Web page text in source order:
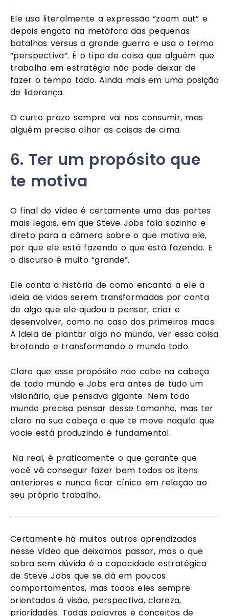
Ele usa literalmente a expressão “zoom out” e
depois engata na metáfora das pequenas
batalhas versus a grande guerra e usa o termo
“perspectiva”. É o tipo de coisa que alguém que
trabalha em estratégia não pode deixar de
fazer o tempo todo. Ainda mais em uma posição
de liderança.
O curto prazo sempre vai nos consumir, mas
alguém precisa olhar as coisas de cima.
6. Ter um propósito que
te motiva
O final do vídeo é certamente uma das partes
mais legais, em que Steve Jobs fala sozinho e
direto para a câmera sobre o que motiva ele,
por que ele está fazendo o que está fazendo. E
o discurso é muito “grande”.
Ele conta a história de como encanta a ele a
ideia de vidas serem transformadas por conta
de algo que ele ajudou a pensar, criar e
desenvolver, como no caso dos primeiros macs.
A ideia de plantar algo no mundo, ver essa coisa
brotando e transformando o mundo todo.
Claro que esse propósito não cabe na cabeça
de todo mundo e Jobs era antes de tudo um
visionário, que pensava gigante. Nem todo
mundo precisa pensar desse tamanho, mas ter
claro na sua cabeça o que te move naquilo que
vocie está produzindo é fundamental.
você vá conseguir fazer bem todos os itens
anteriores e nunca ficar cínico em relação ao
seu próprio trabalho.
Certamente há muitos outros aprendizados
nesse vídeo que deixamos passar, mas o que
sobra sem dúvida é a capacidade estratégica
de Steve Jobs que se dá em poucos
comportamentos, mas todos eles sempre
orientados à visão, perspectiva, clareza,
prioridades. Todas palavras e conceitos de